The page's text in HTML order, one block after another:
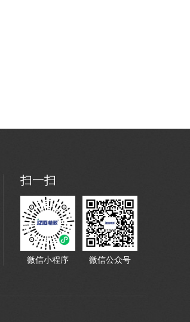
黑色42U网络机柜
扫一扫
微信小程序 微信公众号